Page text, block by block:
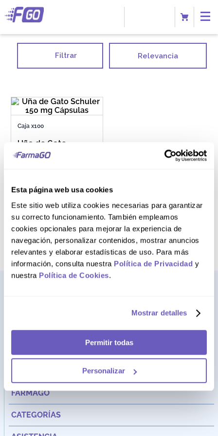
Esta página web usa cookies
Este sitio web utiliza cookies necesarias para garantizar
su correcto funcionamiento. También empleamos
cookies opcionales para mejorar la experiencia de
navegación, personalizar contenidos, mostrar anuncios
relevantes y elaborar estadísticas de uso. Para más
información, consulta nuestra Política de Privacidad y
nuestra Política de Cookies.
Mostrar detalles
Permitir todas
Personalizar
Filtrar Relevancia
Caja x100
Uña de Gato
Schuler 150 mg
44
AGREGAR AL CARRITO
Av. Santa Cecilia Nro. 265 Ate - Lima, Perú
FARMAGO
CATEGORÍAS